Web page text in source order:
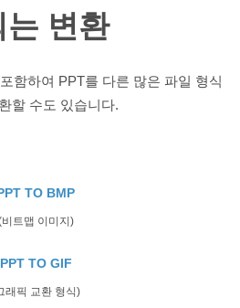
변환
함하여 PPT를 다른 많은 파일 형식
할 수도 있습니다.
TO BMP
비트맵 이미지)
PPT TO GIF
래픽 교환 형식)